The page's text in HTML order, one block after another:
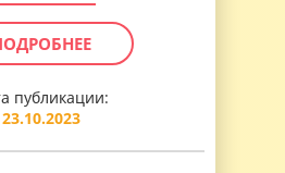
публикации:
23.10.2023